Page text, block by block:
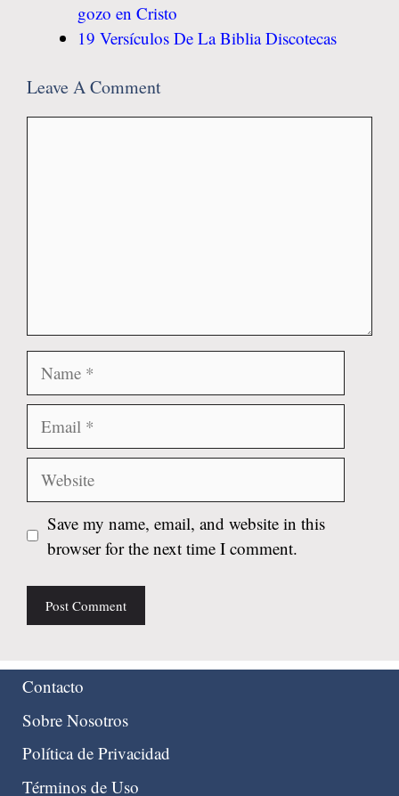
gozo en Cristo
19 Versículos De La Biblia Discotecas
Leave A Comment
Save my name, email, and website in this
browser for the next time I comment.
Contacto
Sobre Nosotros
Política de Privacidad
Términos de Uso